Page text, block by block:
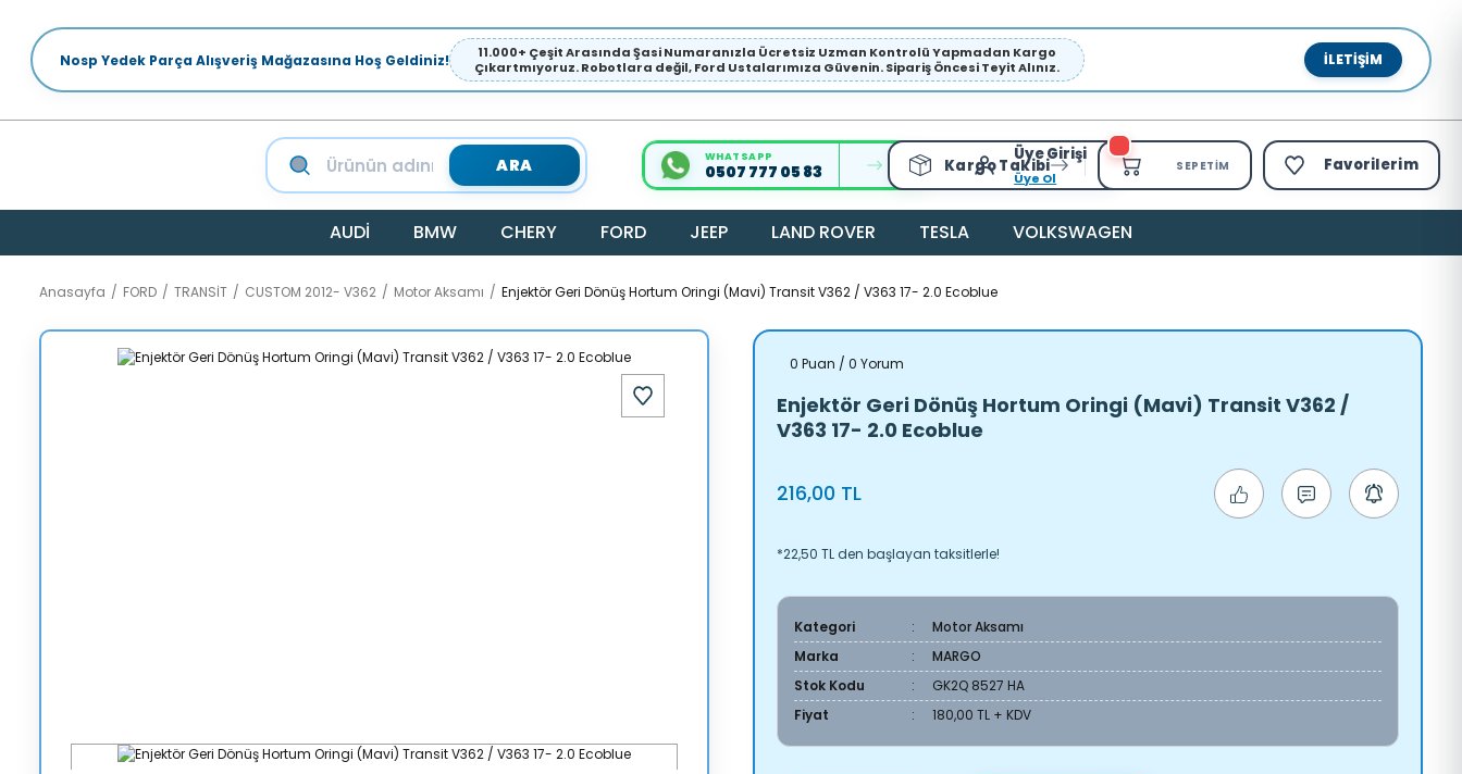
Nosp Yedek Parça Alışveriş Mağazasına Hoş Geldiniz!
11.000+ Çeşit Arasında Şasi Numaranızla Ücretsiz Uzman Kontrolü Yapmadan Kargo
Çıkartmıyoruz. Robotlara değil, Ford Ustalarımıza Güvenin. Sipariş Öncesi Teyit Alınız.
İLETIŞIM
ARA WHATSAPP
0507 777 05 83 Kargo Takibi
Üye Girişi
Üye Ol
SEPETIM Favorilerim
AUDİ BMW CHERY FORD JEEP LAND ROVER TESLA VOLKSWAGEN
Anasayfa FORD TRANSİT CUSTOM 2012- V362 Motor Aksamı Enjektör Geri Dönüş Hortum Oringi (Mavi) Transit V362 / V363 17- 2.0 Ecoblue
0 Puan / 0 Yorum
Enjektör Geri Dönüş Hortum Oringi (Mavi) Transit V362 /
V363 17- 2.0 Ecoblue
216,00 TL
*22,50 TL den başlayan taksitlerle!
Kategori
Motor Aksamı
Marka
MARGO
Stok Kodu
GK2Q 8527 HA
Fiyat
180,00 TL + KDV